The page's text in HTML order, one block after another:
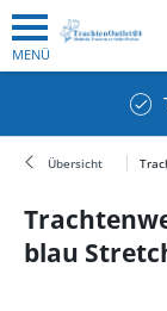
MENÜ
Übersicht
blau